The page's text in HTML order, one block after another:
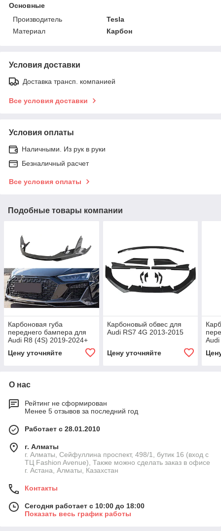
Основные
Производитель
Tesla
Материал
Карбон
Условия доставки
Доставка трансп. компанией
Все условия доставки
Условия оплаты
Наличными. Из рук в руки
Безналичный расчет
Все условия оплаты
Подобные товары компании
Карбоновая губа
переднего бампера для
Audi R8 (4S) 2019-2024+
Цену уточняйте
Карбоновый обвес для
Audi RS7 4G 2013-2015
Цену уточняйте
О нас
Рейтинг не сформирован
Менее 5 отзывов за последний год
Работает с 28.01.2010
г. Алматы
г. Алматы, Сейфуллина проспект, 498/1, бутик 16 (вход с
ТЦ Fashion Avenue), Также можно сделать заказ в офисе
г. Астана, Алматы, Казахстан
Контакты
Сегодня работает с 10:00 до 18:00
Показать весь график работы